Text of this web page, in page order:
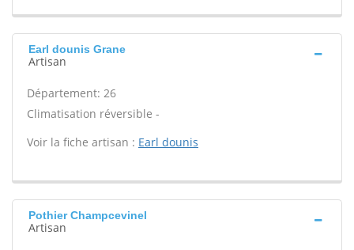
Earl dounis Grane
Artisan
Département: 26
Climatisation réversible -
Voir la fiche artisan : Earl dounis
Pothier Champcevinel
Artisan